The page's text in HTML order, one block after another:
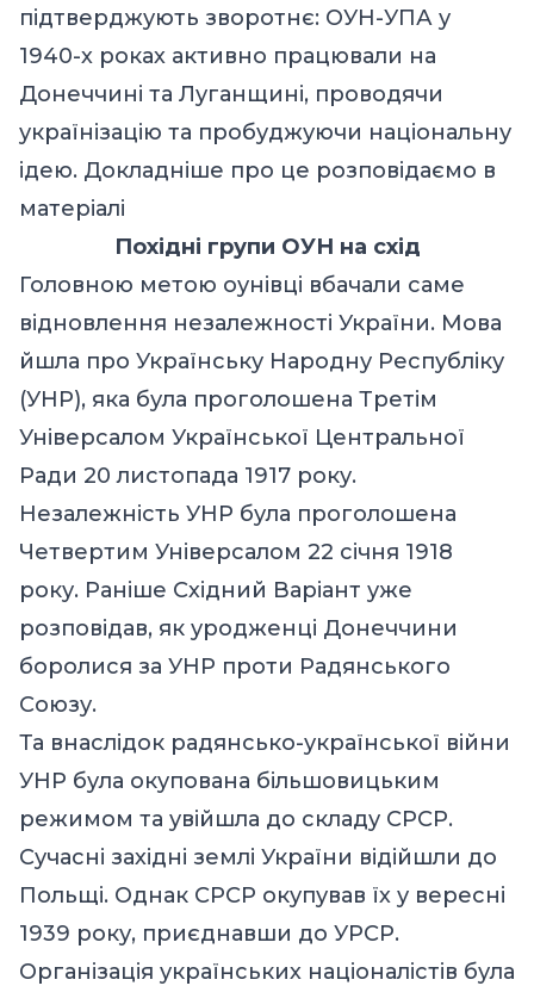
підтверджують зворотнє: ОУН-УПА у
1940-х роках активно працювали на
Донеччині та Луганщині, проводячи
українізацію та пробуджуючи національну
ідею. Докладніше про це розповідаємо в
матеріалі
Похідні групи ОУН на схід
Головною метою оунівці вбачали саме
відновлення незалежності України. Мова
йшла про Українську Народну Республіку
(УНР), яка була проголошена Третім
Універсалом Української Центральної
Ради 20 листопада 1917 року.
Незалежність УНР була проголошена
Четвертим Універсалом 22 січня 1918
року. Раніше Східний Варіант уже
розповідав, як уродженці Донеччини
боролися за УНР проти Радянського
Союзу.
Та внаслідок радянсько-української війни
УНР була окупована більшовицьким
режимом та увійшла до складу СРСР.
Сучасні західні землі України відійшли до
Польщі. Однак СРСР окупував їх у вересні
1939 року, приєднавши до УРСР.
Організація українських націоналістів була